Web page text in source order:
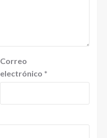
Correo
electrónico *